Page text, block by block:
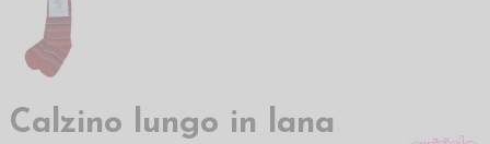
Calzino lungo in lana